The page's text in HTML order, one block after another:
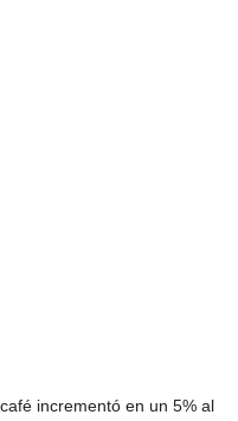
incrementó en un 5% al